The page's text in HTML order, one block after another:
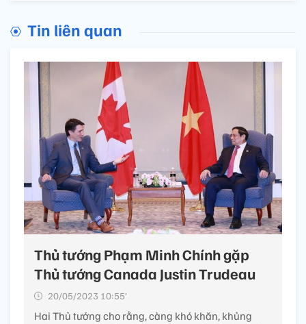
Tin liên quan
Thủ tướng Phạm Minh Chính gặp
Thủ tướng Canada Justin Trudeau
20/05/2023 10:55’
Hai Thủ tướng cho rằng, càng khó khăn, khủng